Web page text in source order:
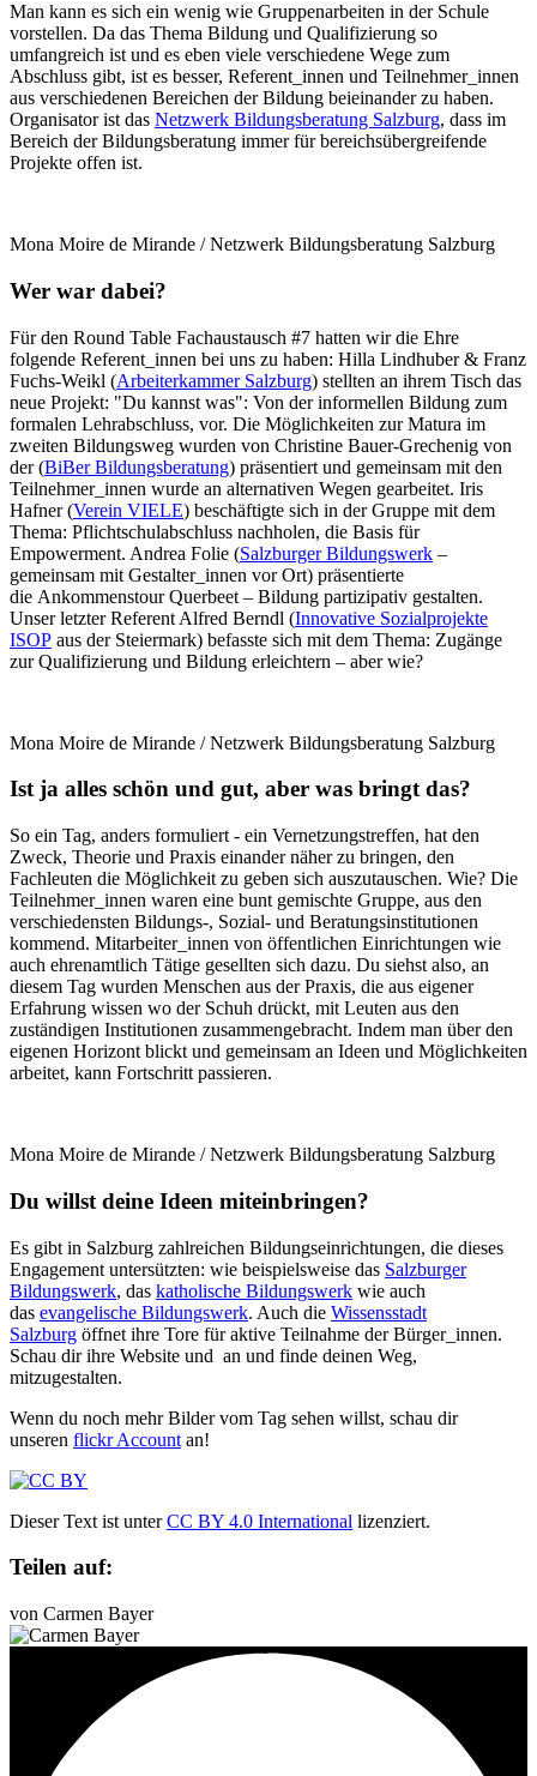
Man kann es sich ein wenig wie Gruppenarbeiten in der Schule
vorstellen. Da das Thema Bildung und Qualifizierung so
umfangreich ist und es eben viele verschiedene Wege zum
Abschluss gibt, ist es besser, Referent_innen und Teilnehmer_innen
aus verschiedenen Bereichen der Bildung beieinander zu haben.
Organisator ist das Netzwerk Bildungsberatung Salzburg, dass im
Bereich der Bildungsberatung immer für bereichsübergreifende
Projekte offen ist.
Mona Moire de Mirande / Netzwerk Bildungsberatung Salzburg
Wer war dabei?
Für den Round Table Fachaustausch #7 hatten wir die Ehre
folgende Referent_innen bei uns zu haben: Hilla Lindhuber & Franz
Fuchs-Weikl (Arbeiterkammer Salzburg) stellten an ihrem Tisch das
neue Projekt: "Du kannst was": Von der informellen Bildung zum
formalen Lehrabschluss, vor. Die Möglichkeiten zur Matura im
zweiten Bildungsweg wurden von Christine Bauer-Grechenig von
der (BiBer Bildungsberatung) präsentiert und gemeinsam mit den
Teilnehmer_innen wurde an alternativen Wegen gearbeitet. Iris
Hafner (Verein VIELE) beschäftigte sich in der Gruppe mit dem
Thema: Pflichtschulabschluss nachholen, die Basis für
Empowerment. Andrea Folie (Salzburger Bildungswerk –
gemeinsam mit Gestalter_innen vor Ort) präsentierte
die Ankommenstour Querbeet – Bildung partizipativ gestalten.
Unser letzter Referent Alfred Berndl (Innovative Sozialprojekte
ISOP aus der Steiermark) befasste sich mit dem Thema: Zugänge
zur Qualifizierung und Bildung erleichtern – aber wie?
Mona Moire de Mirande / Netzwerk Bildungsberatung Salzburg
Ist ja alles schön und gut, aber was bringt das?
So ein Tag, anders formuliert - ein Vernetzungstreffen, hat den
Zweck, Theorie und Praxis einander näher zu bringen, den
Fachleuten die Möglichkeit zu geben sich auszutauschen. Wie? Die
Teilnehmer_innen waren eine bunt gemischte Gruppe, aus den
verschiedensten Bildungs-, Sozial- und Beratungsinstitutionen
kommend. Mitarbeiter_innen von öffentlichen Einrichtungen wie
auch ehrenamtlich Tätige gesellten sich dazu. Du siehst also, an
diesem Tag wurden Menschen aus der Praxis, die aus eigener
Erfahrung wissen wo der Schuh drückt, mit Leuten aus den
zuständigen Institutionen zusammengebracht. Indem man über den
eigenen Horizont blickt und gemeinsam an Ideen und Möglichkeiten
arbeitet, kann Fortschritt passieren.
Mona Moire de Mirande / Netzwerk Bildungsberatung Salzburg
Du willst deine Ideen miteinbringen?
Es gibt in Salzburg zahlreichen Bildungseinrichtungen, die dieses
Engagement untersützten: wie beispielsweise das Salzburger
Bildungswerk, das katholische Bildungswerk wie auch
das evangelische Bildungswerk. Auch die Wissensstadt
Salzburg öffnet ihre Tore für aktive Teilnahme der Bürger_innen.
Schau dir ihre Website und an und finde deinen Weg,
mitzugestalten.
Wenn du noch mehr Bilder vom Tag sehen willst, schau dir
unseren flickr Account an!
Dieser Text ist unterCC BY 4.0 International lizenziert.
Teilen auf:
von Carmen Bayer